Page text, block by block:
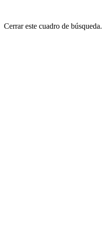
Cerrar este cuadro de búsqueda.